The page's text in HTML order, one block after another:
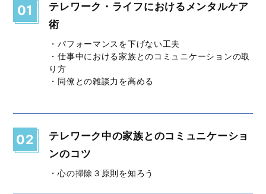
01
テレワーク・ライフにおけるメンタルケア
術
・パフォーマンスを下げない工夫
・仕事中における家族とのコミュニケーションの取
り方
・同僚との雑談力を高める
02
テレワーク中の家族とのコミュニケーショ
ンのコツ
・心の掃除３原則を知ろう